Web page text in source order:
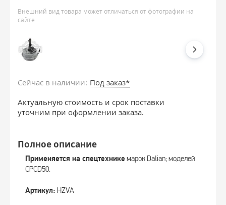
Внешний вид товара может отличаться от фотографии на
сайте
Сейчас в наличии: Под заказ*
Актуальную стоимость и срок поставки
уточним при оформлении заказа.
Полное описание
Применяется на спецтехнике марок Dalian; моделей
CPCD50.
Артикул: HZVA